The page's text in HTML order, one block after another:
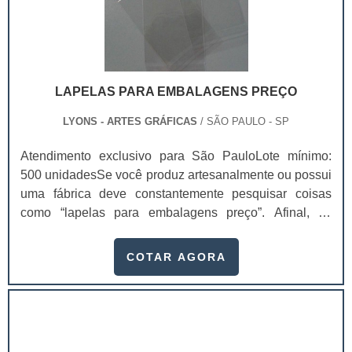
LAPELAS PARA EMBALAGENS PREÇO
LYONS - ARTES GRÁFICAS / SÃO PAULO - SP
Atendimento exclusivo para São PauloLote mínimo:
500 unidadesSe você produz artesanalmente ou possui
uma fábrica deve constantemente pesquisar coisas
como “lapelas para embalagens preço”. Afinal, os
para quem está no mercado. De modo geral, as lapelas
serem diretamente acoplados às embalagens dos
COTAR AGORA